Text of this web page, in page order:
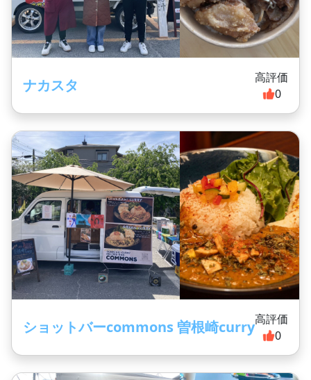
ナカスタ
高評価
0
ショットバーcommons 曽根崎curry高評価
0